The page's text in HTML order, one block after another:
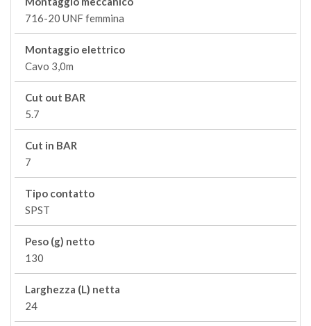
716-20 UNF femmina
Montaggio elettrico
Cavo 3,0m
Cut out BAR
5.7
Cut in BAR
7
Tipo contatto
SPST
Peso (g) netto
130
Larghezza (L) netta
24